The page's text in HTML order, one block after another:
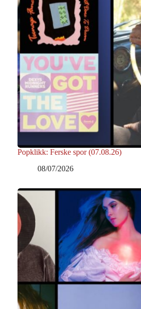
Popklikk: Ferske spor (07.08.26)
08/07/2026